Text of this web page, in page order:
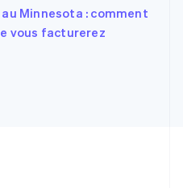
Minnesota : comment
vous facturerez